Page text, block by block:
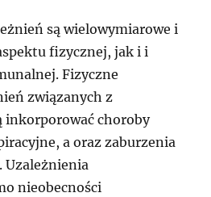
są wielowymiarowe i
fizycznej, jak i i
Fizyczne
związanych z
inkorporować choroby
a oraz zaburzenia
Uzależnienia
nieobecności